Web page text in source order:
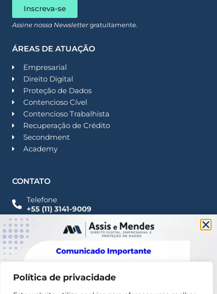
Política de privacidade
Inscreva-se
Assine nossa Newslettergratuitamente.
ÁREAS DE ATUAÇÃO
Empresarial
Direito Digital
Proteção de Dados
Contencioso Cível
Contencioso Trabalhista
Recuperação de Crédito
Secondment
Academy
CONTATO
Telefone
+55 (11) 3141-9009
Imprensa
Fale Conosco
contato@assisemendes.com.br
Alameda Santos, 1165 Paulista - CEP 01419-001 -
SP